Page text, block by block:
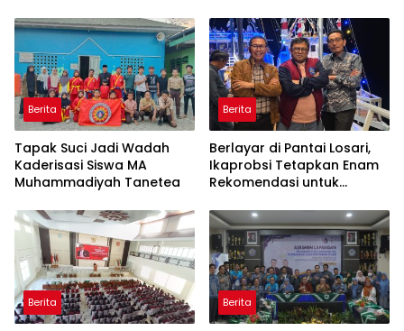
Berita
Tapak Suci Jadi Wadah
Kaderisasi Siswa MA
Muhammadiyah Tanetea
Berita
Berlayar di Pantai Losari,
Ikaprobsi Tetapkan Enam
Rekomendasi untuk
Berita Berita